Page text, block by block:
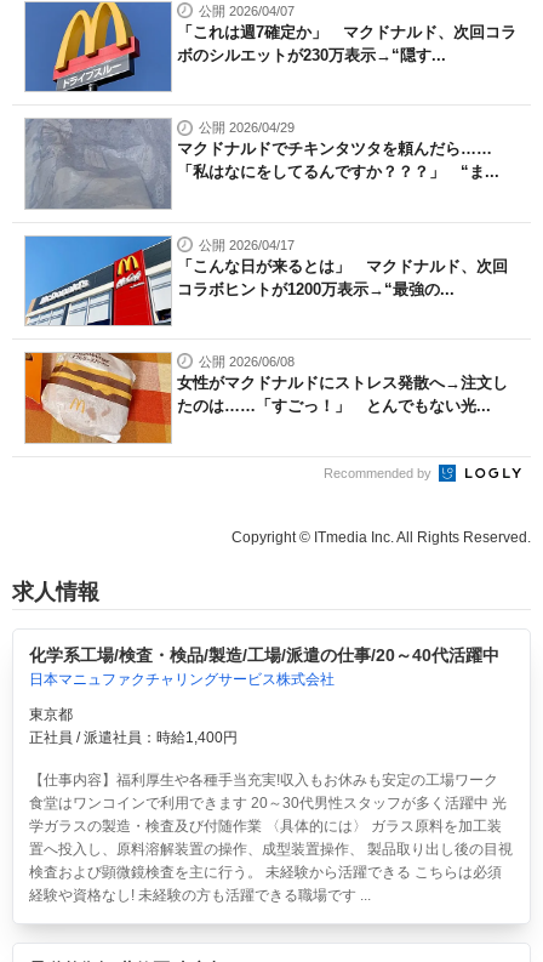
公開 2026/04/07
「これは週7確定か」 マクドナルド、次回コラ
ボのシルエットが230万表示→“隠す...
公開 2026/04/29
マクドナルドでチキンタツタを頼んだら……
「私はなにをしてるんですか？？？」 “ま...
公開 2026/04/17
「こんな日が来るとは」 マクドナルド、次回
コラボヒントが1200万表示→“最強の...
公開 2026/06/08
女性がマクドナルドにストレス発散へ→注文し
たのは……「すごっ！」 とんでもない光...
Recommended by
Copyright © ITmedia Inc. All Rights Reserved.
求人情報
化学系工場/検査・検品/製造/工場/派遣の仕事/20～40代活躍中
日本マニュファクチャリングサービス株式会社
東京都
正社員 / 派遣社員：時給1,400円
【仕事内容】福利厚生や各種手当充実!収入もお休みも安定の工場ワーク
食堂はワンコインで利用できます 20～30代男性スタッフが多く活躍中 光
学ガラスの製造・検査及び付随作業 〈具体的には〉 ガラス原料を加工装
置へ投入し、原料溶解装置の操作、成型装置操作、 製品取り出し後の目視
検査および顕微鏡検査を主に行う。 未経験から活躍できる こちらは必須
経験や資格なし! 未経験の方も活躍できる職場です ...